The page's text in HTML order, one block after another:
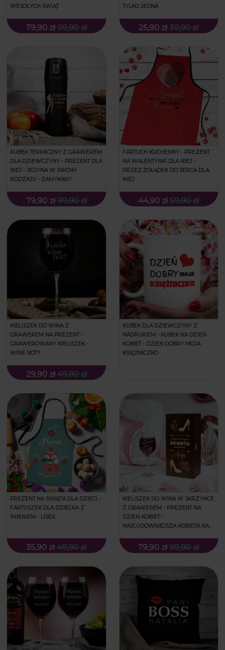
WESOŁYCH ŚWIĄT
79,90 zł 99,90 zł
TYLKO JEDNA
25,90 zł 39,90 zł
KUBEK TERMICZNY Z GRAWEREM
DLA DZIEWCZYNY - PREZENT DLA
NIEJ - JEDYNA W SWOIM
RODZAJU - ZAMYKANY
79,90 zł 99,90 zł
FARTUCH KUCHENNY - PREZENT
NA WALENTYNKI DLA NIEJ -
PRZEZ ŻOŁĄDEK DO SERCA DLA
NIEJ
44,90 zł 59,90 zł
KIELISZEK DO WINA Z
GRAWEREM NA PREZENT -
GRAWEROWANY KIELISZEK -
WINE NOT?
29,90 zł 49,90 zł
KUBEK DLA DZIEWCZYNY Z
NADRUKIEM - KUBEK NA DZIEŃ
KOBIET - DZIEŃ DOBRY MOJA
KSIĘŻNICZKO
PREZENT NA ŚWIĘTA DLA DZIECI -
FARTUSZEK DLA DZIECKA Z
IMIENIEM - LISEK
35,90 zł 49,90 zł
KIELISZEK DO WINA W SKRZYNCE
Z GRAWEREM - PREZENT NA
DZIEŃ KOBIET -
NAJCUDOWNIEJSZA KOBIETA NA
79,90 zł 99,90 zł